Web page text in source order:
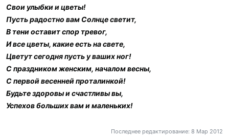
Свои улыбки и цветы!
Пусть радостно вам Солнце светит,
В тени оставит спор тревог,
И все цветы, какие есть на свете,
Цветут сегодня пусть у ваших ног!
С праздником женским, началом весны,
С первой весенней проталинкой!
Будьте здоровы и счастливы вы,
Успехов больших вам и маленьких!
Последнее редактирование: 8 Мар 2012